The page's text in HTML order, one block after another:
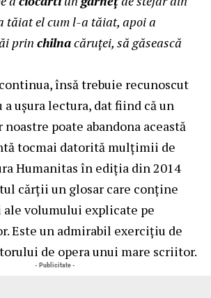
el cum l-a tăiat, apoi a
prin chilnacăruţei, să găsească
însă trebuie recunoscut
ușura lectura, dat fiind că un
poate abandona această
tocmai datorită mulțimii de
Humanitas în ediția din 2014
cărții un glosar care conține
volumului explicate pe
Este un admirabil exercițiu de
de opera unui mare scriitor.
- Publicitate -